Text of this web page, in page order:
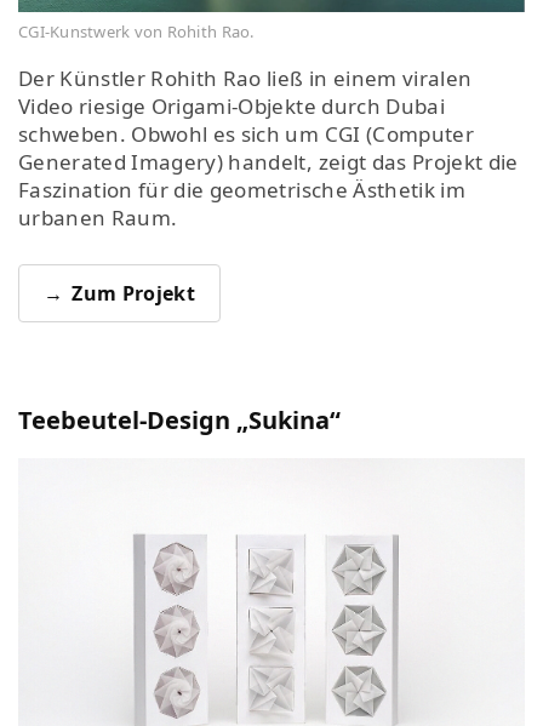
CGI-Kunstwerk von Rohith Rao.
Der Künstler Rohith Rao ließ in einem viralen
Video riesige Origami-Objekte durch Dubai
schweben. Obwohl es sich um CGI (Computer
Generated Imagery) handelt, zeigt das Projekt die
Faszination für die geometrische Ästhetik im
urbanen Raum.
Zum Projekt
Teebeutel-Design „Sukina“